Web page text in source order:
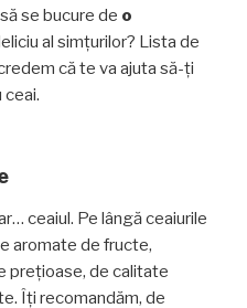
se bucure de o
al simţurilor? Lista de
că te va ajuta să-ţi
ceaiul. Pe lângă ceaiurile
aromate de fructe,
preţioase, de calitate
Îţi recomandăm, de